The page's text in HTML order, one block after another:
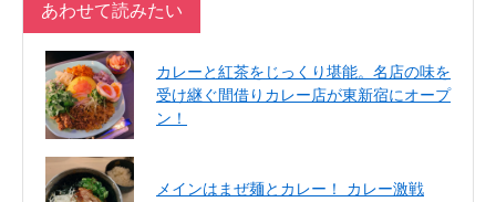
あわせて読みたい
カレーと紅茶をじっくり堪能。名店の味を
受け継ぐ間借りカレー店が東新宿にオープ
ン！
メインはまぜ麺とカレー！ カレー激戦